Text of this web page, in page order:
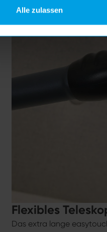
Alle zulassen
Flexibles
Das extra lange